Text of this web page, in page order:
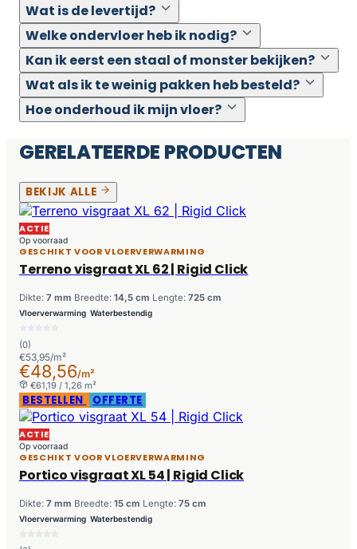
Wat is de levertijd?
Welke ondervloer heb ik nodig?
Kan ik eerst een staal of monster bekijken?
Wat als ik te weinig pakken heb besteld?
Hoe onderhoud ik mijn vloer?
GERELATEERDE PRODUCTEN
BEKIJK ALLE
ACTIE
Op voorraad
GESCHIKT VOOR VLOERVERWARMING
Terreno visgraat XL 62 | Rigid Click
Dikte: 7 mm Breedte: 14,5 cm Lengte: 725 cm
Vloerverwarming Waterbestendig
(0)
€53,95/m²
€48,56/m²
€61,19 / 1,26 m²
BESTELLEN OFFERTE
ACTIE
Op voorraad
GESCHIKT VOOR VLOERVERWARMING
Portico visgraat XL 54 | Rigid Click
Dikte: 7 mm Breedte: 15 cm Lengte: 75 cm
Vloerverwarming Waterbestendig